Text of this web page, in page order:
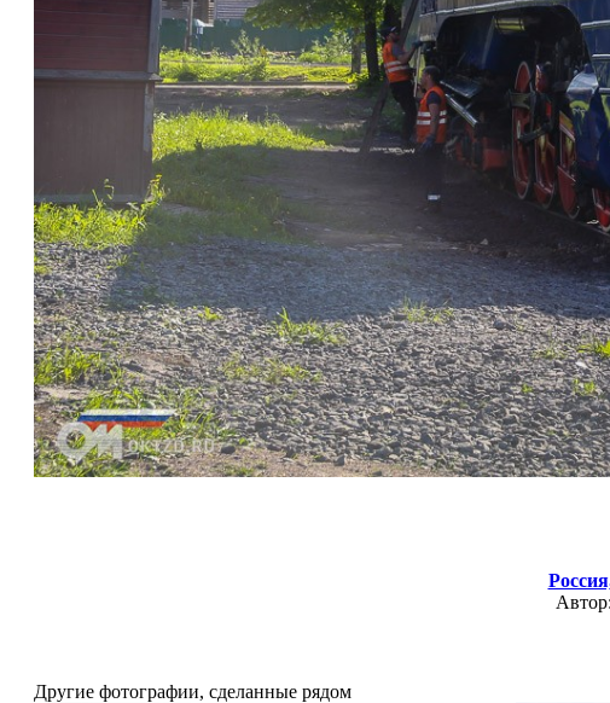
Автор:
Другие фотографии, сделанные рядом